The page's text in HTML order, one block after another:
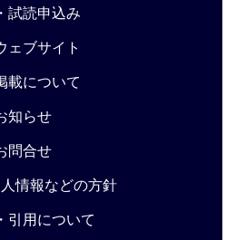
試読申込み
ェブサイト
載について
知らせ
問合せ
情報などの方針
引用について